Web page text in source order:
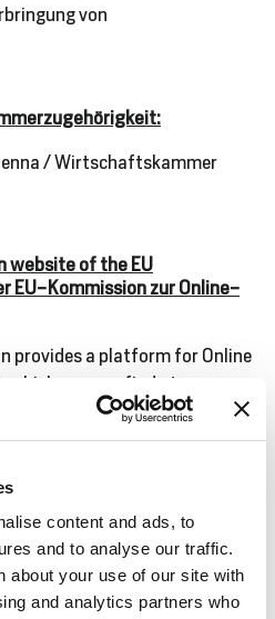
content and ads, to
and to analyse our traffic.
about your use of our site with
and analytics partners who
von
/Wirtschaftskammer
website of the EU
EU-Kommission zur Online-
provides a platform for Online
which you can find at
. We are not obliged nor willing
procedure before a
stellt eine Plattform zur
bereit, die Sie
odrfinden. Zur Teilnahme an
vor einer